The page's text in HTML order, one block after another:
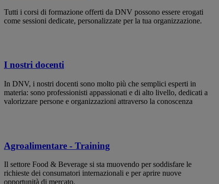
Tutti i corsi di formazione offerti da DNV possono essere erogati
come sessioni dedicate, personalizzate per la tua organizzazione.
I nostri docenti
In DNV, i nostri docenti sono molto più che semplici esperti in
materia: sono professionisti appassionati e di alto livello, dedicati a
valorizzare persone e organizzazioni attraverso la conoscenza
Agroalimentare - Training
Il settore Food & Beverage si sta muovendo per soddisfare le
richieste dei consumatori internazionali e per aprire nuove
opportunità di mercato.